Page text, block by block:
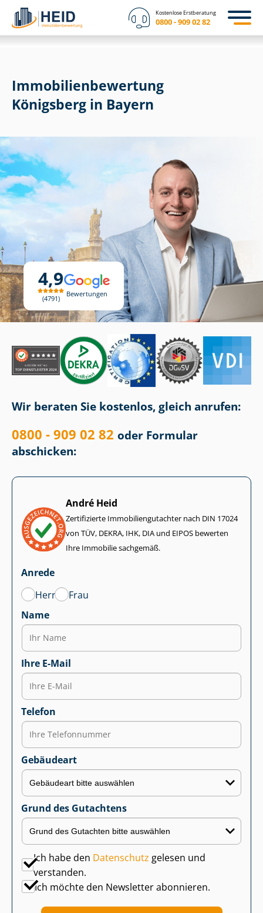
Kostenlose Erstberatung
0800 - 909 02 82
4,9
4791
Bewertungen
Immobilien­bewertung
Königsberg in Bayern
Wir beraten Sie kostenlos, gleich anrufen:
0800 - 909 02 82 oder Formular
abschicken:
André Heid
Zertifizierte Im­mo­bi­li­en­gut­ach­ter nach DIN 17024
von TÜV, DEKRA, IHK, DIA und EIPOS bewerten
Ihre Immobilie sachgemäß.
Anrede
Herr
Frau
Name
Ihre E-Mail
Telefon
Gebäudeart
Grund des Gutachtens
Ich habe den Datenschutz gelesen und
verstanden.
Ich möchte den Newsletter abonnieren.